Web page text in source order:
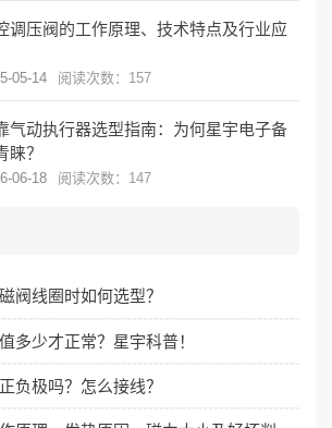
调压阀的工作原理、技术特点及行业应
05-14 阅读次数：157
气动执行器选型指南：为何星宇电子备
睐？
06-18 阅读次数：147
阀线圈时如何选型？
多少才正常？星宇科普！
负极吗？怎么接线？